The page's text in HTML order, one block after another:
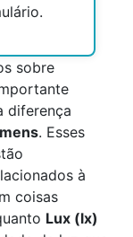
sobre
diferença
. Esses
à
coisas
Lux (lx)